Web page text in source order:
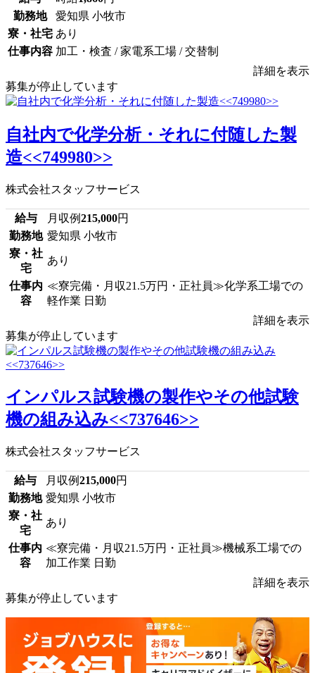
勤務地
愛知県 小牧市
寮・社宅 あり
仕事内容 加工・検査 / 家電系工場 / 交替制
詳細を表示
募集が停止しています
自社内で化学分析・それに付随した製
造<<749980>>
株式会社スタッフサービス
給与 月収例215,000円
勤務地 愛知県 小牧市
寮・社
宅
あり
仕事内
容
≪寮完備・月収21.5万円・正社員≫化学系工場での
軽作業 日勤
詳細を表示
募集が停止しています
インパルス試験機の製作やその他試験
機の組み込み<<737646>>
株式会社スタッフサービス
給与 月収例215,000円
勤務地 愛知県 小牧市
寮・社
宅
あり
仕事内
容
≪寮完備・月収21.5万円・正社員≫機械系工場での
加工作業 日勤
詳細を表示
募集が停止しています